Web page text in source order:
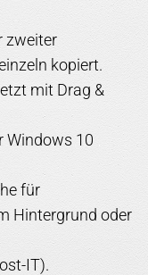
zweiter
kopiert.
mit Drag &
Windows 10
für
Hintergrund oder
IT).